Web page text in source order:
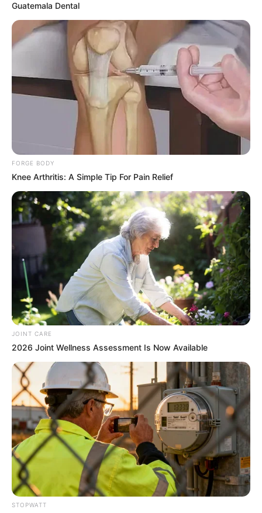
10 Incredible FIFA 2026 Facts You Probably Missed
I Bet You Didn't Know It Was Really Happening?
BRAINBERRIES
90s Hair Trends That Screamed "Please Don't Try"
BRAINBERRIES
Guatemala Dental
FORGE BODY
Knee Arthritis: A Simple Tip For Pain Relief
JOINT CARE
2026 Joint Wellness Assessment Is Now Available
STOPWATT